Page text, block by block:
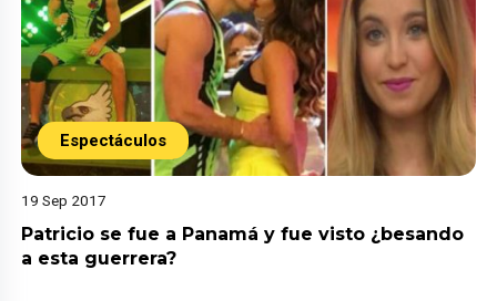
Espectáculos
19 Sep 2017
Patricio se fue a Panamá y fue visto ¿besando
a esta guerrera?